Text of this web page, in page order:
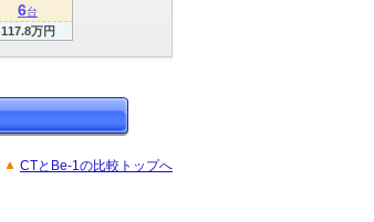
6台
117.8万円
CTとBe-1の比較トップへ